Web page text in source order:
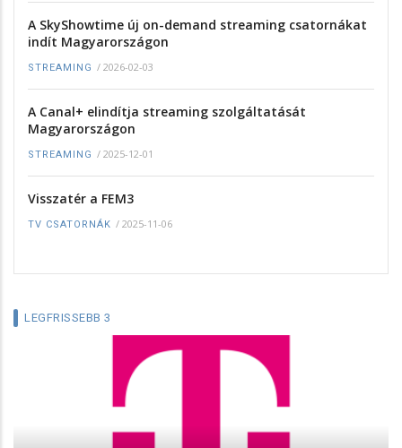
A SkyShowtime új on-demand streaming csatornákat
indít Magyarországon
STREAMING / 2026-02-03
A Canal+ elindítja streaming szolgáltatását
Magyarországon
STREAMING / 2025-12-01
Visszatér a FEM3
TV CSATORNÁK / 2025-11-06
LEGFRISSEBB 3